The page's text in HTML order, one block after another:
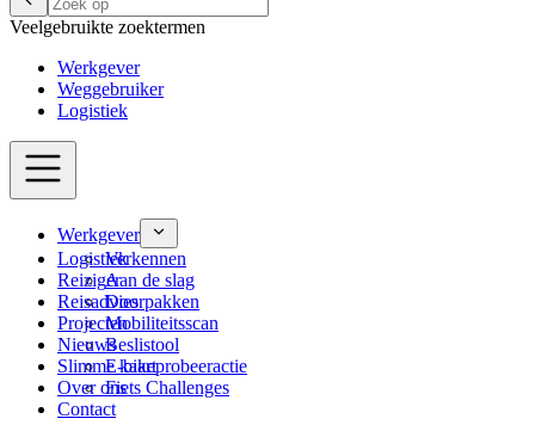
Veelgebruikte zoektermen
Werkgever
Weggebruiker
Logistiek
Werkgever
Verkennen
Aan de slag
Doorpakken
Mobiliteitsscan
Beslistool
E-bikeprobeeractie
Fiets Challenges
Logistiek
Reiziger
Reisadvies
Projecten
Nieuws
Slimme kaart
Over ons
Contact